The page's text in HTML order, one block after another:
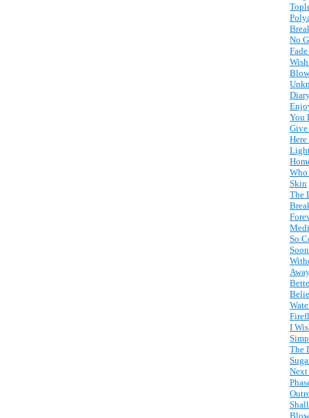
No
You
Give
Here
Who
Skin
The
So
I
The